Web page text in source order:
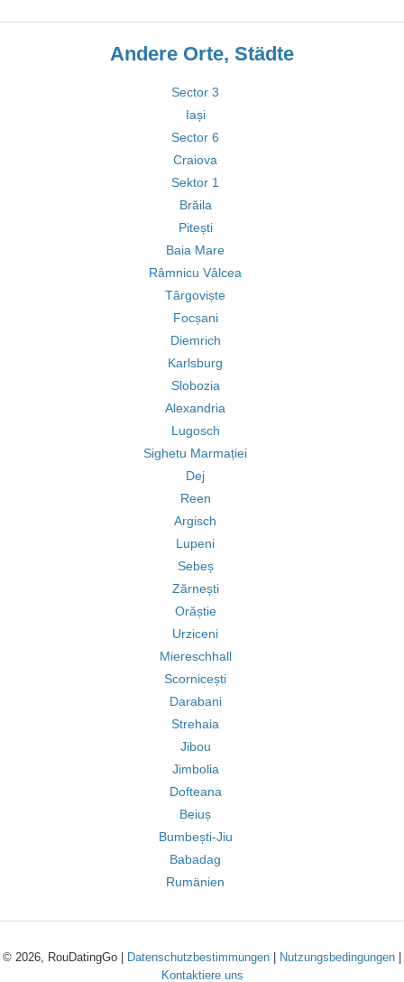
Andere Orte, Städte
Sector 3
Iași
Sector 6
Craiova
Sektor 1
Brăila
Pitești
Baia Mare
Râmnicu Vâlcea
Târgoviște
Focșani
Diemrich
Karlsburg
Slobozia
Alexandria
Lugosch
Sighetu Marmației
Dej
Reen
Argisch
Lupeni
Sebeș
Zărnești
Orăștie
Urziceni
Miereschhall
Scornicești
Darabani
Strehaia
Jibou
Jimbolia
Dofteana
Beiuș
Bumbești-Jiu
Babadag
Rumänien
© 2026, RouDatingGo | Datenschutzbestimmungen Nutzungsbedingungen
Kontaktiere uns